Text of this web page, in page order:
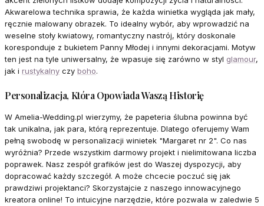
Akwarelowa technika sprawia, że każda winietka wygląda jak mały,
ręcznie malowany obrazek. To idealny wybór, aby wprowadzić na
weselne stoły kwiatowy, romantyczny nastrój, który doskonale
koresponduje z bukietem Panny Młodej i innymi dekoracjami. Motyw
ten jest na tyle uniwersalny, że wpasuje się zarówno w styl glamour,
jak i rustykalny czy boho.
Personalizacja, Która Opowiada Waszą Historię
W Amelia-Wedding.pl wierzymy, że papeteria ślubna powinna być
tak unikalna, jak para, którą reprezentuje. Dlatego oferujemy Wam
pełną swobodę w personalizacji winietek "Margaret nr 2". Co nas
wyróżnia? Przede wszystkim darmowy projekt i nielimitowana liczba
poprawek. Nasz zespół grafików jest do Waszej dyspozycji, aby
dopracować każdy szczegół. A może chcecie poczuć się jak
prawdziwi projektanci? Skorzystajcie z naszego innowacyjnego
kreatora online! To intuicyjne narzędzie, które pozwala w zaledwie 5